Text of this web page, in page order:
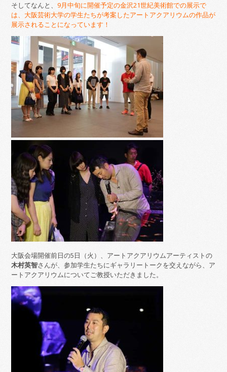
そしてなんと、9月中旬に開催予定の金沢21世紀美術館での展示で
は、大阪芸術大学の学生たちが考案したアートアクアリウムの作品が
展示されることになっています！
大阪会場開催前日の5日（火）、アートアクアリウムアーティストの
木村英智さんが、参加学生たちにギャラリートークを交えながら、ア
ートアクアリウムについてご教授いただきました。